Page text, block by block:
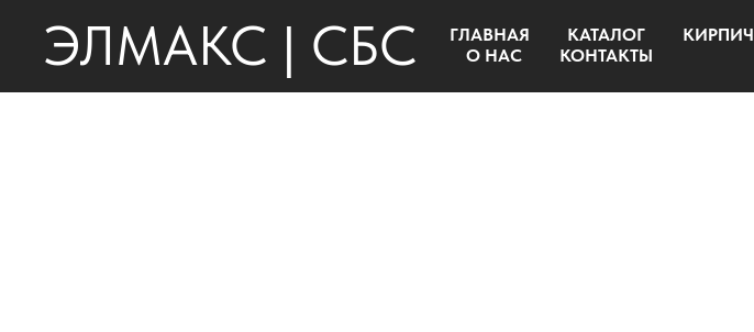
ЭЛМАКС | СБС ГЛАВНАЯ КАТАЛОГ КИРПИЧ
О НАС
КОНТАКТЫ